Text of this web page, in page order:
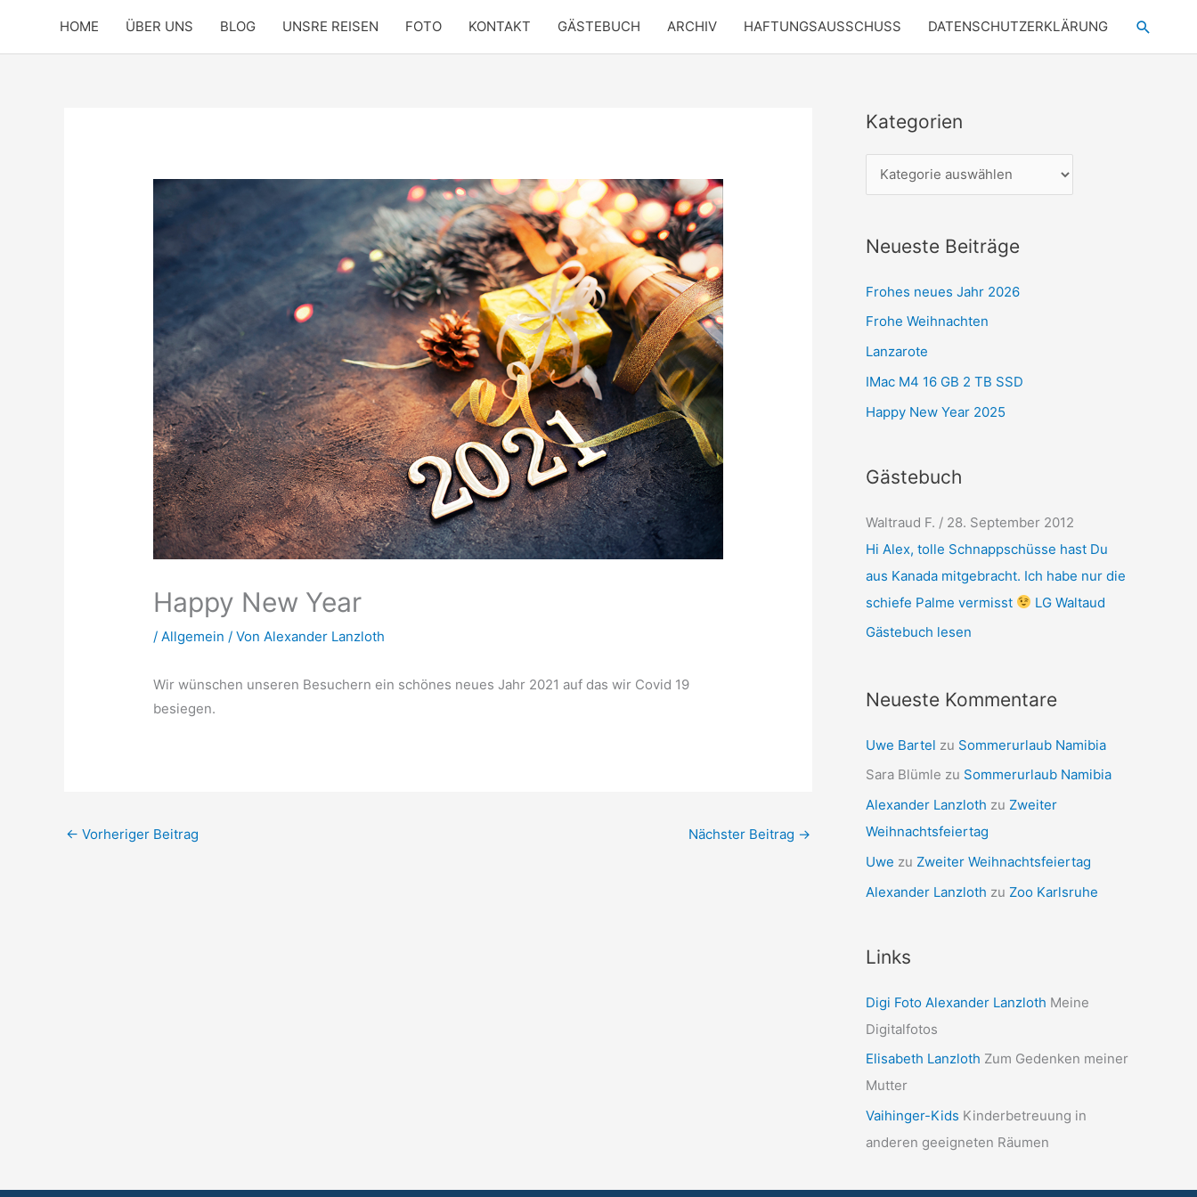
springen
HOME ÜBER UNS BLOG UNSRE REISEN FOTO KONTAKT GÄSTEBUCH ARCHIV HAFTUNGSAUSSCHUSS DATENSCHUTZERKLÄRUNG Suchen
Happy New Year
/ Allgemein / Von Alexander Lanzloth
Wir wünschen unseren Besuchern ein schönes neues Jahr 2021 auf das wir Covid 19
besiegen.
← Vorheriger Beitrag Nächster Beitrag →
Kategorien
K
e
o
n
Neueste Beiträge
Frohes neues Jahr 2026
Frohe Weihnachten
Lanzarote
IMac M4 16 GB 2 TB SSD
Happy New Year 2025
Gästebuch
Waltraud F. / 28. September 2012
Hi Alex, tolle Schnappschüsse hast Du
aus Kanada mitgebracht. Ich habe nur die
schiefe Palme vermisst
LG Waltaud
Gästebuch lesen
Neueste Kommentare
Uwe Bartel zu Sommerurlaub Namibia
Sara Blümle zu Sommerurlaub Namibia
Alexander Lanzloth zu Zweiter
Weihnachtsfeiertag
Uwe zu Zweiter Weihnachtsfeiertag
Alexander Lanzloth zu Zoo Karlsruhe
Links
Digi Foto Alexander Lanzloth Meine
Digitalfotos
Elisabeth Lanzloth Zum Gedenken meiner
Mutter
Vaihinger-Kids Kinderbetreuung in
anderen geeigneten Räumen